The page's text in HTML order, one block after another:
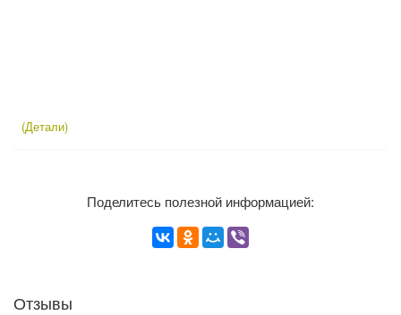
(Детали)
Поделитесь полезной информацией:
Отзывы